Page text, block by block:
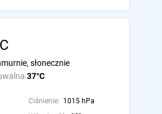
37°C
słonecznie
Ciśnienie: 1015 hPa